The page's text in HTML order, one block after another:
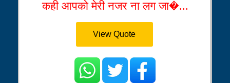
कही आपको मेरी नजर ना लग जा�...
View Quote